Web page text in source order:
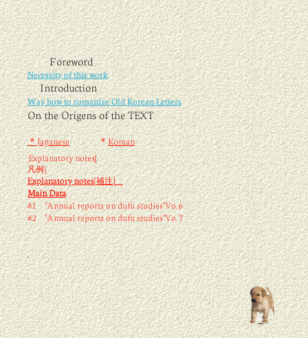
Foreword
Necessity of this work
Introduction
Way how to romanize Old Korean Letters
On the Origens of the TEXT
＊Japanese＊Korean
Explanatory notes[
凡例]
Explanatory notes[補注]
Main Data
#1"Annual reports on dufu studies"Vo.6
#2 "Annual reports on dufu studies"Vo.7
.